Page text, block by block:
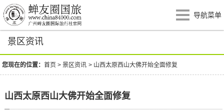
导航菜单
景区资讯
您现在的位置：首页 >景区资讯 > 山西太原西山大佛开始全面修复
山西太原西山大佛开始全面修复